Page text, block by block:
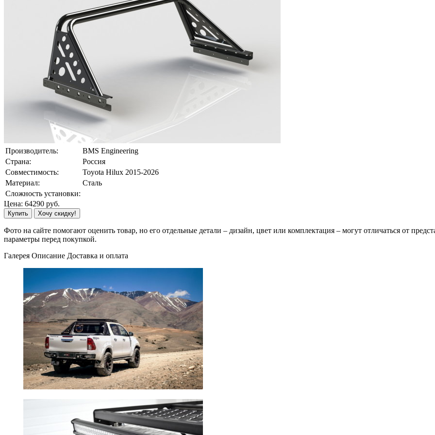
Производитель:
BMS Engineering
Страна:
Россия
Совместимость:
Toyota Hilux 2015-2026
Материал:
Сталь
Сложность установки:
Цена: 64290 руб.
Купить Хочу скидку!
Фото на сайте помогают оценить товар, но его отдельные детали – дизайн, цвет или комплектация – могут отличаться от
параметры перед покупкой.
Галерея Описание Доставка и оплата